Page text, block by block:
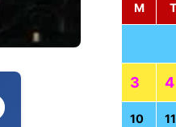
M
T
3 4
10 11